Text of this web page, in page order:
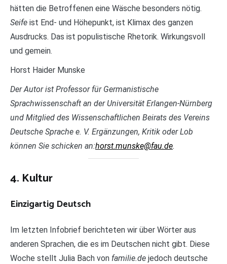
hätten die Betroffenen eine Wäsche besonders nötig.
Seife ist End- und Höhepunkt, ist Klimax des ganzen
Ausdrucks. Das ist populistische Rhetorik. Wirkungsvoll
und gemein.
Horst Haider Munske
Der Autor ist Professor für Germanistische
Sprachwissenschaft an der Universität Erlangen-Nürnberg
und Mitglied des Wissenschaftlichen Beirats des Vereins
Deutsche Sprache e. V. Ergänzungen, Kritik oder Lob
können Sie schicken an:horst.munske@fau.de.
4. Kultur
Einzigartig Deutsch
Im letzten Infobrief berichteten wir über Wörter aus
anderen Sprachen, die es im Deutschen nicht gibt. Diese
Woche stellt Julia Bach von familie.de jedoch deutsche